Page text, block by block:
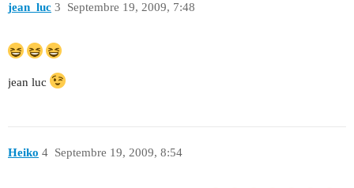
jean_luc Septembre 19, 2009, 7:48
3
jean luc
Heiko Septembre 19, 2009, 8:54
4